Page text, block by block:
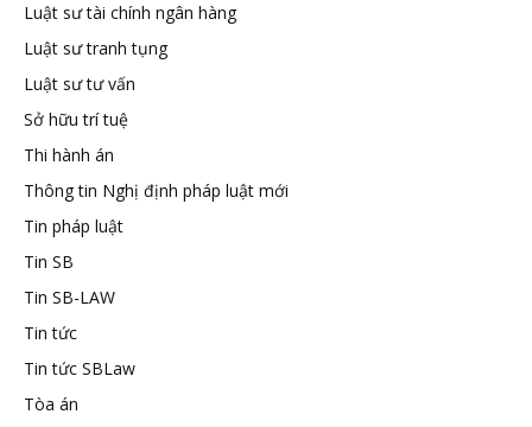
Luật sư tài chính ngân hàng
Luật sư tranh tụng
Luật sư tư vấn
Sở hữu trí tuệ
Thi hành án
Thông tin Nghị định pháp luật mới
Tin pháp luật
Tin SB
Tin SB-LAW
Tin tức
Tin tức SBLaw
Tòa án